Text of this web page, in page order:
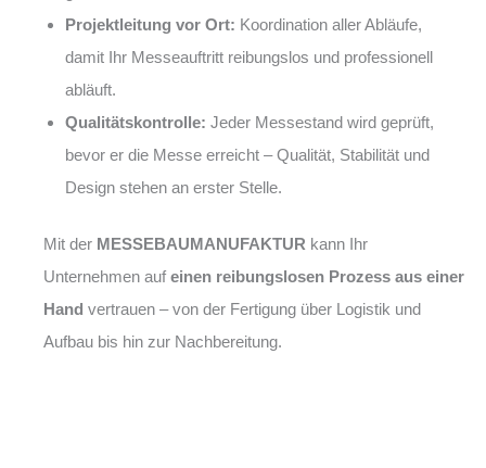
Projektleitung vor Ort: Koordination aller Abläufe,
damit Ihr Messeauftritt reibungslos und professionell
abläuft.
Qualitätskontrolle: Jeder Messestand wird geprüft,
bevor er die Messe erreicht – Qualität, Stabilität und
Design stehen an erster Stelle.
Mit der MESSEBAUMANUFAKTUR kann Ihr
Unternehmen auf einen reibungslosen Prozess aus einer
Hand vertrauen – von der Fertigung über Logistik und
Aufbau bis hin zur Nachbereitung.